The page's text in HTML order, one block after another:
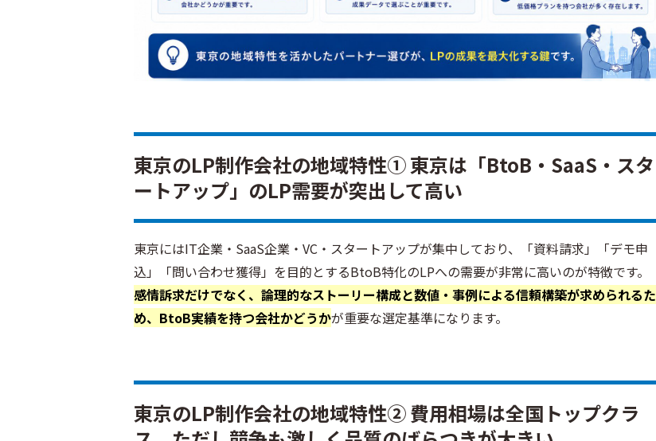
東京のLP制作会社の地域特性① 東京は「BtoB・SaaS・スタ
ートアップ」のLP需要が突出して高い
東京にはIT企業・SaaS企業・VC・スタートアップが集中しており、「資料請求」「デモ申
込」「問い合わせ獲得」を目的とするBtoB特化のLPへの需要が非常に高いのが特徴です。
感情訴求だけでなく、論理的なストーリー構成と数値・事例による信頼構築が求められるた
め、BtoB実績を持つ会社かどうかが重要な選定基準になります。
東京のLP制作会社の地域特性② 費用相場は全国トップクラ